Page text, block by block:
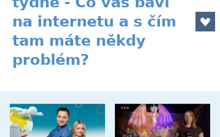
na internetu a s čím
tam máte někdy
problém?